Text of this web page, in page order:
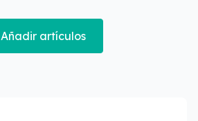
Añadir artículos